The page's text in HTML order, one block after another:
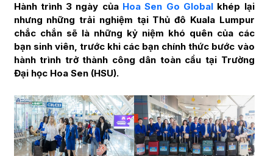
Hành trình 3 ngày của Hoa Sen Go Global khép lại
nhưng những trải nghiệm tại Thủ đô Kuala Lumpur
chắc chắn sẽ là những kỷ niệm khó quên của các
bạn sinh viên, trước khi các bạn chính thức bước vào
hành trình trở thành công dân toàn cầu tại Trường
Đại học Hoa Sen (HSU).